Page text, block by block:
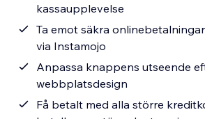
kassaupplevelse
Ta emot säkra
via Instamojo
Anpassa knappens utseende
webbplatsdesign
Få betalt med alla större